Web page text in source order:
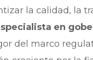
la calidad, la
en
del marco